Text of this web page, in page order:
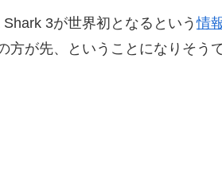
3が世界初となるという情
が先、ということになりそうで